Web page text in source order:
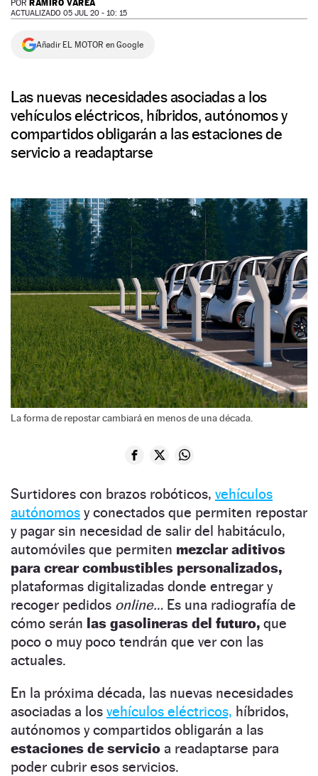
NEWSLETTER
POR RAMIRO VAREA
ACTUALIZADO 05 JUL 20 - 10: 15
Añadir EL MOTOR en Google
Las nuevas necesidades asociadas a los
vehículos eléctricos, híbridos, autónomos y
compartidos obligarán a las estaciones de
servicio a readaptarse
La forma de repostar cambiará en menos de una década.
Surtidores con brazos robóticos, vehículos
autónomos y conectados que permiten repostar
y pagar sin necesidad de salir del habitáculo,
automóviles que permiten mezclar aditivos
para crear combustibles personalizados,
plataformas digitalizadas donde entregar y
recoger pedidos online… Es una radiografía de
cómo serán las gasolineras del futuro, que
poco o muy poco tendrán que ver con las
actuales.
En la próxima década, las nuevas necesidades
asociadas a los vehículos eléctricos, híbridos,
autónomos y compartidos obligarán a las
estaciones de servicio a readaptarse para
poder cubrir esos servicios.